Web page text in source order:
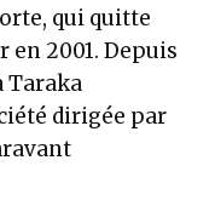
qui quitte
2001. Depuis
Taraka
dirigée par